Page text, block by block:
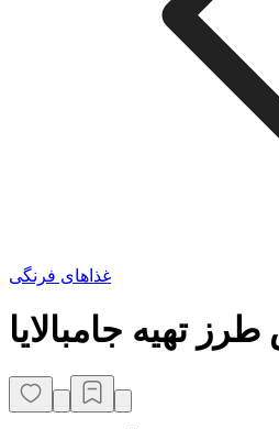
غذاهای فرنگی
تهیه جامبالایا